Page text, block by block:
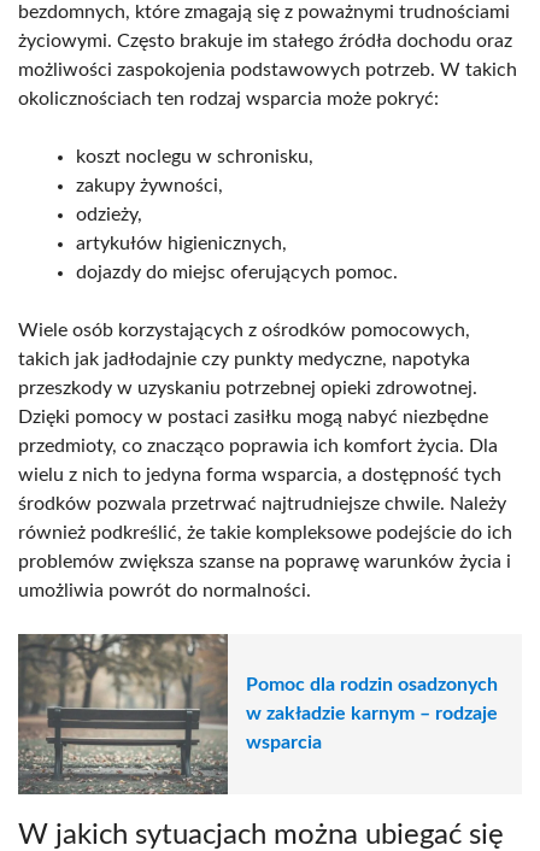
bezdomnych, które zmagają się z poważnymi trudnościami
życiowymi. Często brakuje im stałego źródła dochodu oraz
możliwości zaspokojenia podstawowych potrzeb. W takich
okolicznościach ten rodzaj wsparcia może pokryć:
koszt noclegu w schronisku,
zakupy żywności,
odzieży,
artykułów higienicznych,
dojazdy do miejsc oferujących pomoc.
Wiele osób korzystających z ośrodków pomocowych,
takich jak jadłodajnie czy punkty medyczne, napotyka
przeszkody w uzyskaniu potrzebnej opieki zdrowotnej.
Dzięki pomocy w postaci zasiłku mogą nabyć niezbędne
przedmioty, co znacząco poprawia ich komfort życia. Dla
wielu z nich to jedyna forma wsparcia, a dostępność tych
środków pozwala przetrwać najtrudniejsze chwile. Należy
również podkreślić, że takie kompleksowe podejście do ich
problemów zwiększa szanse na poprawę warunków życia i
umożliwia powrót do normalności.
Pomoc dla rodzin osadzonych
w zakładzie karnym – rodzaje
wsparcia
W jakich sytuacjach można ubiegać się